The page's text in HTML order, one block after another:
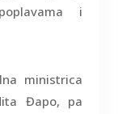
i
ministrica
Đapo, pa